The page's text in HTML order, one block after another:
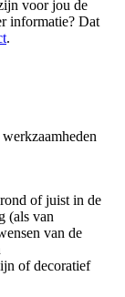
voor jou de
informatie? Dat
.
of juist in de
(als van
van de
of decoratief